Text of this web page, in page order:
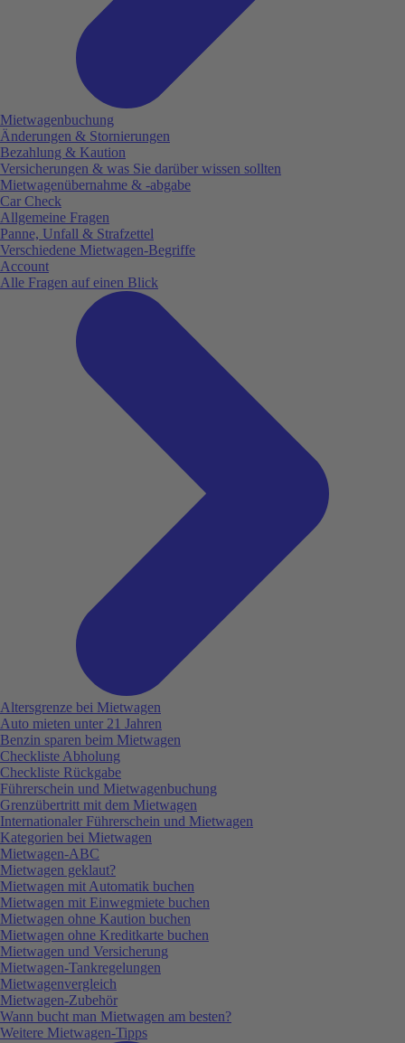
Mietwagenbuchung
Änderungen & Stornierungen
Bezahlung & Kaution
Versicherungen & was Sie darüber wissen sollten
Mietwagenübernahme & -abgabe
Car Check
Allgemeine Fragen
Panne, Unfall & Strafzettel
Verschiedene Mietwagen-Begriffe
Account
Alle Fragen auf einen Blick
Altersgrenze bei Mietwagen
Auto mieten unter 21 Jahren
Benzin sparen beim Mietwagen
Checkliste Abholung
Checkliste Rückgabe
Führerschein und Mietwagenbuchung
Grenzübertritt mit dem Mietwagen
Internationaler Führerschein und Mietwagen
Kategorien bei Mietwagen
Mietwagen-ABC
Mietwagen geklaut?
Mietwagen mit Automatik buchen
Mietwagen mit Einwegmiete buchen
Mietwagen ohne Kaution buchen
Mietwagen ohne Kreditkarte buchen
Mietwagen und Versicherung
Mietwagen-Tankregelungen
Mietwagenvergleich
Mietwagen-Zubehör
Wann bucht man Mietwagen am besten?
Weitere Mietwagen-Tipps